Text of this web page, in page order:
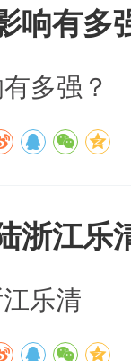
响有多
多强？
浙江乐
乐清